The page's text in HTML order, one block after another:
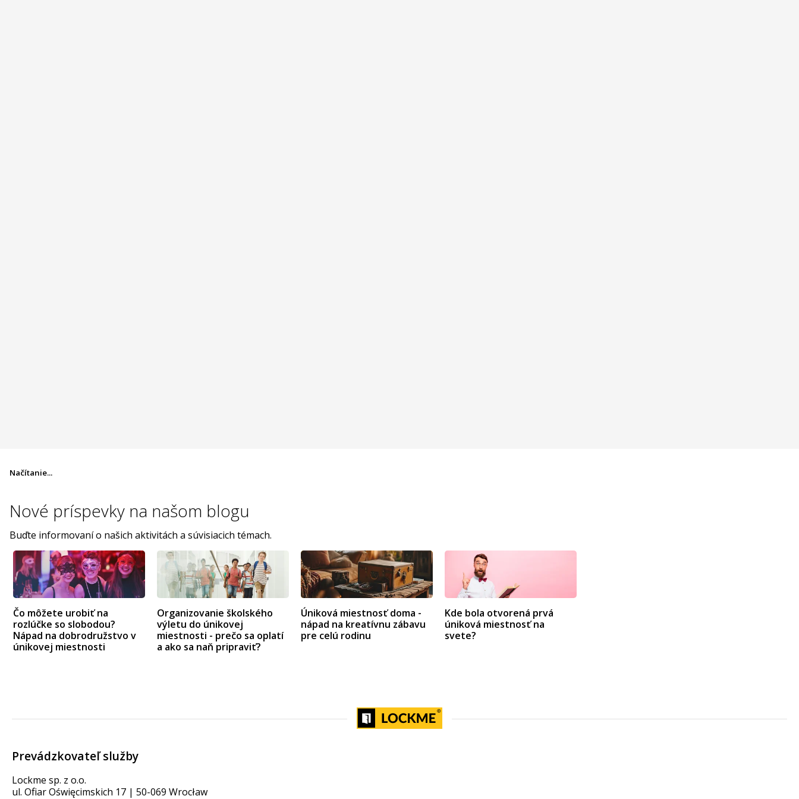
Načítanie...
Nové príspevky na našom blogu
Buďte informovaní o našich aktivitách a súvisiacich témach.
Čo môžete urobiť na
rozlúčke so slobodou?
Nápad na dobrodružstvo v
únikovej miestnosti
Organizovanie školského
výletu do únikovej
miestnosti - prečo sa oplatí
a ako sa naň pripraviť?
Úniková miestnosť doma -
nápad na kreatívnu zábavu
pre celú rodinu
Kde bola otvorená prvá
úniková miestnosť na
svete?
Prevádzkovateľ služby
Lockme sp. z o.o.
ul. Ofiar Oświęcimskich 17 | 50-069 Wrocław